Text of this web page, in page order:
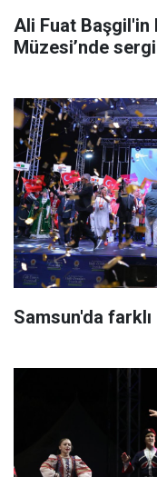
Ali Fuat Başgil'in
Müzesi’nde
Samsun'da